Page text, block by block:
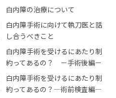
白内障の治療について
白内障手術に向けて執刀医と話
し合うべきこと
白内障手術を受けるにあたり制
約ってあるの？ －手術後編－
白内障手術を受けるにあたり制
約ってあるの？―術前検査編―